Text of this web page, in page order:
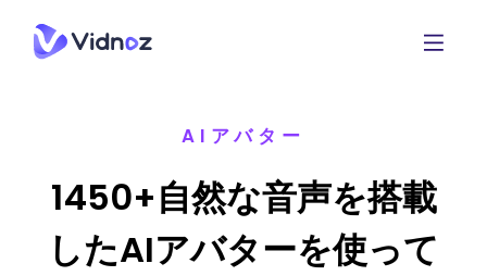
AIアバター
1450+自然な音声を搭載
したAIアバターを使って